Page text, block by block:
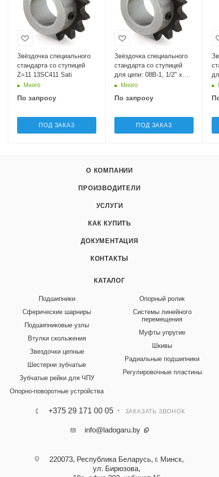
Звёздочка специального
стандарта со ступицей
Z=11 13SC411 Sati
Много
По запросу
ПОД ЗАКАЗ
Звёздочка специального
стандарта со ступицей
для цепи: 08B-1, 1/2" x
5/16", Z=30 09SB830 Sati
Много
По запросу
ПОД ЗАКАЗ
5/
О КОМПАНИИ
ПРОИЗВОДИТЕЛИ
УСЛУГИ
КАК КУПИТЬ
ДОКУМЕНТАЦИЯ
КОНТАКТЫ
КАТАЛОГ
Подшипники
Сферические шарниры
Подшипниковые узлы
Втулки скольжения
Звездочки цепные
Шестерни зубчатые
Зубчатые рейки для ЧПУ
Опорно-поворотные устройства
Опорный ролик
Системы линейного
перемещения
Муфты упругие
Шкивы
Радиальные подшипники
Регулировочные пластины
+375 29 171 00 05 ЗАКАЗАТЬ ЗВОНОК
info@ladogaru.by
220073, Республика Беларусь, г. Минск,
ул. Бирюзова,